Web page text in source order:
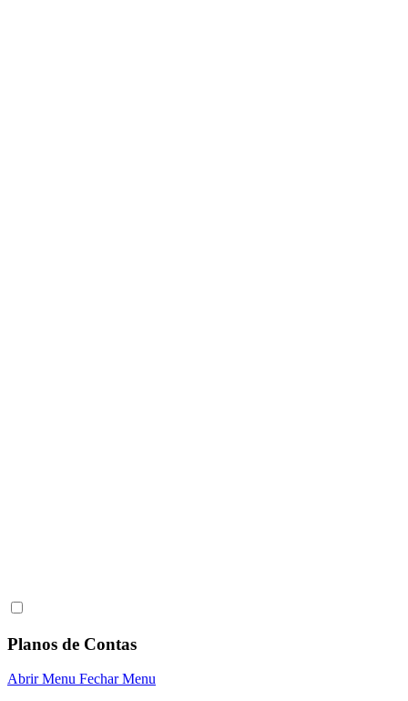
Planos de Contas
Abrir Menu Fechar Menu